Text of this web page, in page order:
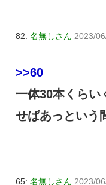
82: 名無しさん 2023/
>>60
一体30本くらい
せばあっという
65: 名無しさん 2023/